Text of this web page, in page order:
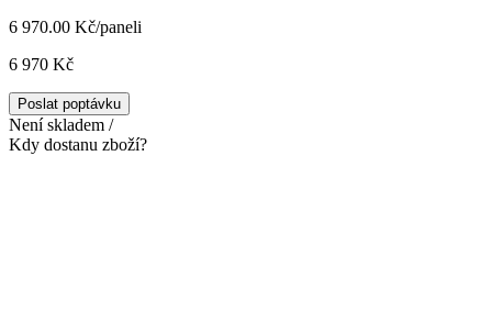
6 970.00 Kč/paneli
6 970 Kč
Poslat poptávku
Není skladem /
Kdy dostanu zboží?